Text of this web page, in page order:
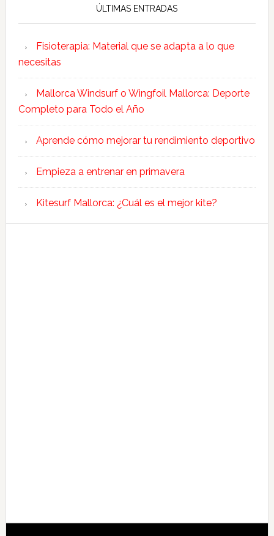
ÚLTIMAS ENTRADAS
Fisioterapia: Material que se adapta a lo que
necesitas
Mallorca Windsurf o Wingfoil Mallorca: Deporte
Completo para Todo el Año
Aprende cómo mejorar tu rendimiento deportivo
Empieza a entrenar en primavera
Kitesurf Mallorca: ¿Cuál es el mejor kite?